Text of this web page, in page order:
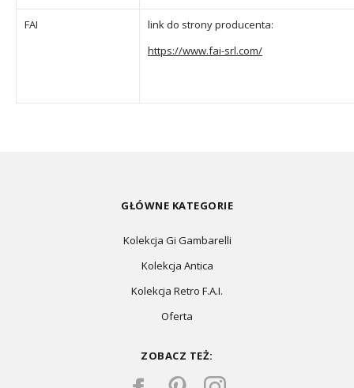
FAI
link do strony producenta:
https://www.fai-srl.com/
GŁÓWNE KATEGORIE
Kolekcja Gi Gambarelli
Kolekcja Antica
Kolekcja Retro F.A.I.
Oferta
ZOBACZ TEŻ: